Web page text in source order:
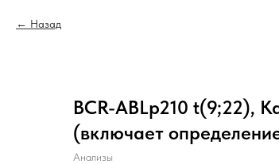
Назад
BCR-ABLp210 t(9;22),
(включает
Анализы